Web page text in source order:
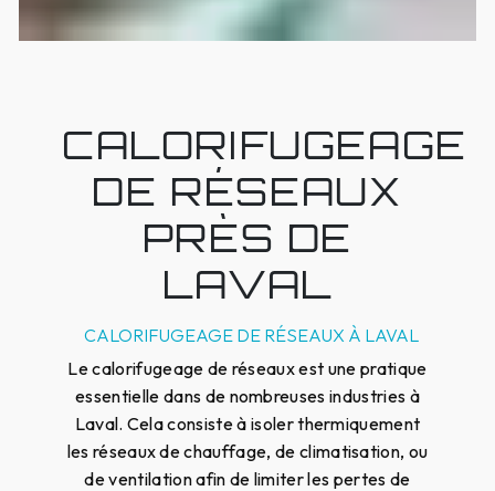
CALORIFUGEAGE
DE RÉSEAUX
PRÈS DE
LAVAL
CALORIFUGEAGE DE RÉSEAUX À LAVAL
Le calorifugeage de réseaux est une pratique
essentielle dans de nombreuses industries à
Laval. Cela consiste à isoler thermiquement
les réseaux de chauffage, de climatisation, ou
de ventilation afin de limiter les pertes de